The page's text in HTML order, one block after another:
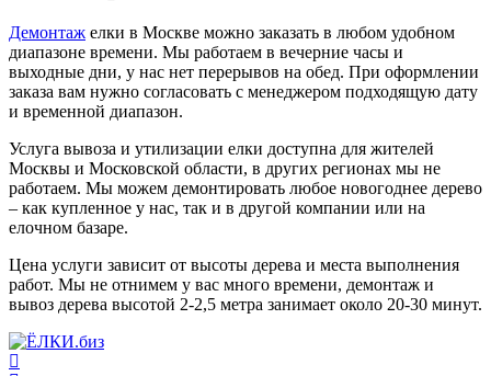
Демонтаж елки в Москве можно заказать в любом удобном
диапазоне времени. Мы работаем в вечерние часы и
выходные дни, у нас нет перерывов на обед. При оформлении
заказа вам нужно согласовать с менеджером подходящую дату
и временной диапазон.
Услуга вывоза и утилизации елки доступна для жителей
Москвы и Московской области, в других регионах мы не
работаем. Мы можем демонтировать любое новогоднее дерево
– как купленное у нас, так и в другой компании или на
елочном базаре.
Цена услуги зависит от высоты дерева и места выполнения
работ. Мы не отнимем у вас много времени, демонтаж и
вывоз дерева высотой 2-2,5 метра занимает около 20-30 минут.